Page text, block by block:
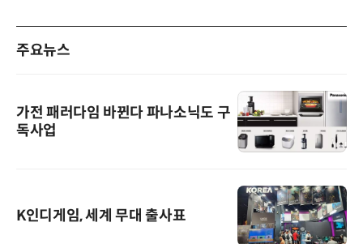
주요뉴스
가전 패러다임 바뀐다 파나소닉도 구
독사업
K인디게임, 세계 무대 출사표